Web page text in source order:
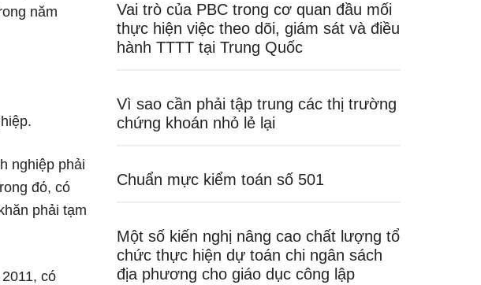
năm
nghiệp phải
đό, có
phải tạm
có
Vai trò của PBC trong cơ quan đầu mối
thực hiện việc theo dõi, giám sát và điều
hành TTTT tại Trung Quốc
Vì sao cần phải tập trung các thị trường
chứng khoán nhỏ lẻ lại
Chuẩn mực kiểm toán số 501
Một số kiến nghị nâng cao chất lượng tổ
chức thực hiện dự toán chi ngân sách
địa phương cho giáo dục công lập